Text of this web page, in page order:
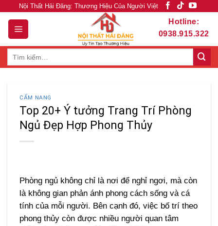
content
Nội Thất Hải Đăng: Thương Hiệu Của Người Việt
Hotline:
0938.915.322
CẨM NANG
Top 20+ Ý tưởng Trang Trí Phòng
Ngủ Đẹp Hợp Phong Thủy
Phòng ngủ không chỉ là nơi để nghỉ ngơi, mà còn
là không gian phản ánh phong cách sống và cá
tính của mỗi người. Bên cạnh đó, việc bố trí theo
phong thủy còn được nhiều người quan tâm